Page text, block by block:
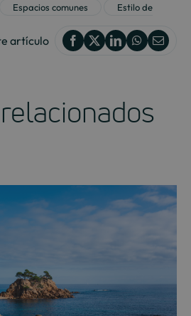
Espacios comunes
Estilo de
artículo